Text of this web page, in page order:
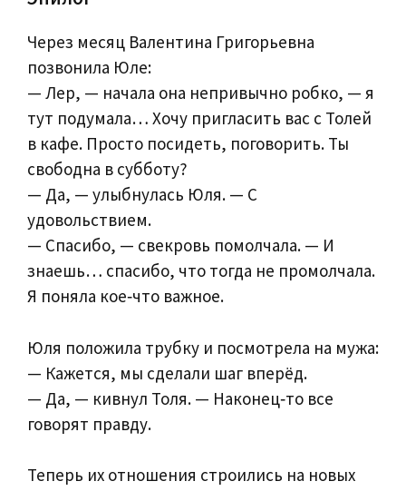
Через месяц Валентина Григорьевна
позвонила Юле:
— Лер, — начала она непривычно робко, — я
тут подумала… Хочу пригласить вас с Толей
в кафе. Просто посидеть, поговорить. Ты
свободна в субботу?
— Да, — улыбнулась Юля. — С
удовольствием.
— Спасибо, — свекровь помолчала. — И
знаешь… спасибо, что тогда не промолчала.
Я поняла кое‑что важное.
Юля положила трубку и посмотрела на мужа:
— Кажется, мы сделали шаг вперёд.
— Да, — кивнул Толя. — Наконец‑то все
говорят правду.
Теперь их отношения строились на новых